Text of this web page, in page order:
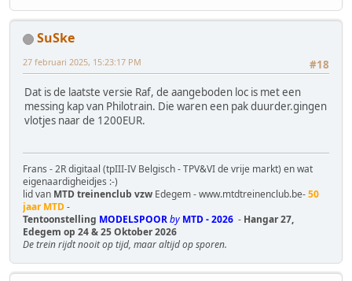
SuSke
#18
27 februari 2025, 15:23:17 PM
Dat is de laatste versie Raf, de aangeboden loc is met een
messing kap van Philotrain. Die waren een pak duurder.gingen
vlotjes naar de 1200EUR.
Frans - 2R digitaal (tpIII-IV Belgisch - TPV&VI de vrije markt) en wat
eigenaardigheidjes :-)
lid van MTD treinenclub vzw Edegem - www.mtdtreinenclub.be-50
jaar MTD-
Tentoonstelling MODELSPOORby MTD - 2026 - Hangar 27,
Edegem op 24 & 25 Oktober 2026
De trein rijdt nooit op tijd, maar altijd op sporen.